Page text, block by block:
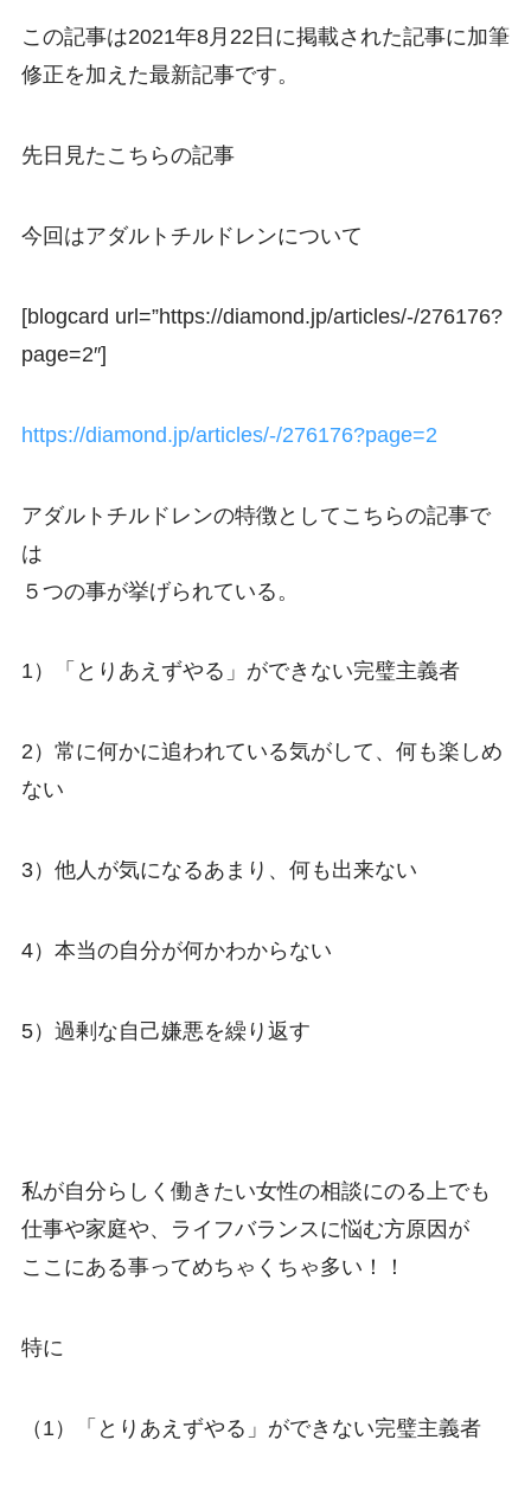
この記事は2021年8月22日に掲載された記事に加筆
修正を加えた最新記事です。
先日見たこちらの記事
今回はアダルトチルドレンについて
[blogcard url=”https://diamond.jp/articles/-/276176?
page=2″]
https://diamond.jp/articles/-/276176?page=2
アダルトチルドレンの特徴としてこちらの記事で
は
５つの事が挙げられている。
1）「とりあえずやる」ができない完璧主義者
2）常に何かに追われている気がして、何も楽しめ
ない
3）他人が気になるあまり、何も出来ない
4）本当の自分が何かわからない
5）過剰な自己嫌悪を繰り返す
私が自分らしく働きたい女性の相談にのる上でも
仕事や家庭や、ライフバランスに悩む方原因が
ここにある事ってめちゃくちゃ多い！！
特に
（1）「とりあえずやる」ができない完璧主義者